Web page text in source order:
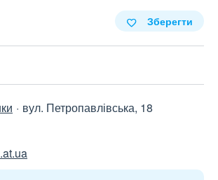
Зберегти
вул. Петропавлівська, 18